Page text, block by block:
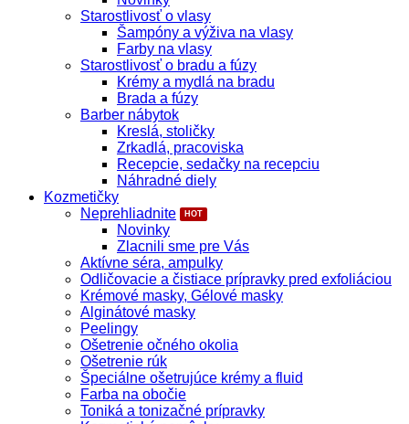
Starostlivosť o vlasy
Šampóny a výživa na vlasy
Farby na vlasy
Starostlivosť o bradu a fúzy
Krémy a mydlá na bradu
Brada a fúzy
Barber nábytok
Kreslá, stoličky
Zrkadlá, pracoviska
Recepcie, sedačky na recepciu
Náhradné diely
Kozmetičky
Neprehliadnite
Novinky
Zlacnili sme pre Vás
Aktívne séra, ampulky
Odličovacie a čistiace prípravky pred exfoliáciou
Krémové masky, Gélové masky
Alginátové masky
Peelingy
Ošetrenie očného okolia
Ošetrenie rúk
Špeciálne ošetrujúce krémy a fluid
Farba na obočie
Toniká a tonizačné prípravky